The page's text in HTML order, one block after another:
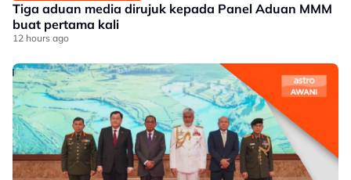
Tiga aduan media dirujuk kepada Panel Aduan MMM
buat pertama kali
12 hours ago